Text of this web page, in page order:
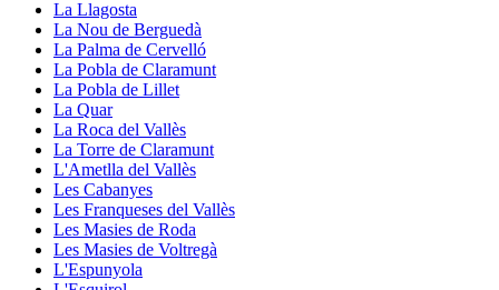
La Llagosta
La Nou de Berguedà
La Palma de Cervelló
La Pobla de Claramunt
La Pobla de Lillet
La Quar
La Roca del Vallès
La Torre de Claramunt
L'Ametlla del Vallès
Les Cabanyes
Les Franqueses del Vallès
Les Masies de Roda
Les Masies de Voltregà
L'Espunyola